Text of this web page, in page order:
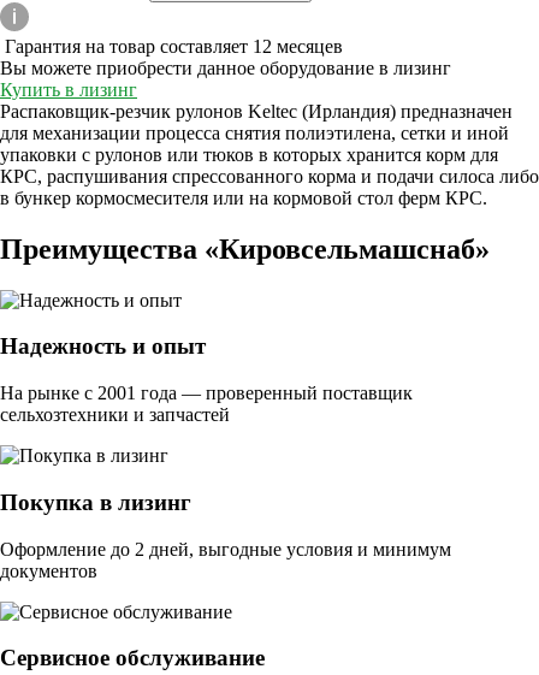
Гарантия на товар составляет 12 месяцев
Вы можете приобрести данное оборудование в лизинг
Купить в лизинг
Распаковщик-резчик рулонов Keltec (Ирландия) предназначен
для механизации процесса снятия полиэтилена, сетки и иной
упаковки с рулонов или тюков в которых хранится корм для
КРС, распушивания спрессованного корма и подачи силоса либо
в бункер кормосмесителя или на кормовой стол ферм КРС.
Преимущества «Кировсельмашснаб»
Надежность и опыт
На рынке с 2001 года — проверенный поставщик
сельхозтехники и запчастей
Покупка в лизинг
Оформление до 2 дней, выгодные условия и минимум
документов
Сервисное обслуживание